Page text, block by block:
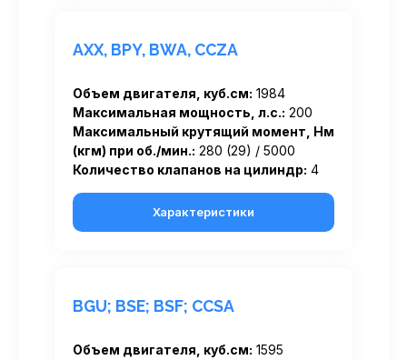
AXX, BPY, BWA, CCZA
Объем двигателя, куб.см: 1984
Максимальная мощность, л.с.: 200
Максимальный крутящий момент, Нм
(кгм) при об./мин.: 280 (29) / 5000
Количество клапанов на цилиндр: 4
Характеристики
BGU; BSE; BSF; CCSA
Объем двигателя, куб.см: 1595